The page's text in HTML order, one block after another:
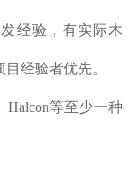
经验，有实际木
经验者优先。
Halcon等至少一种